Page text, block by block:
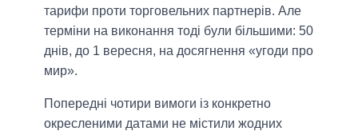
тарифи проти торговельних партнерів. Але
терміни на виконання тоді були більшими: 50
днів, до 1 вересня, на досягнення «угоди про
мир».
Попередні чотири вимоги із конкретно
окресленими датами не містили жодних